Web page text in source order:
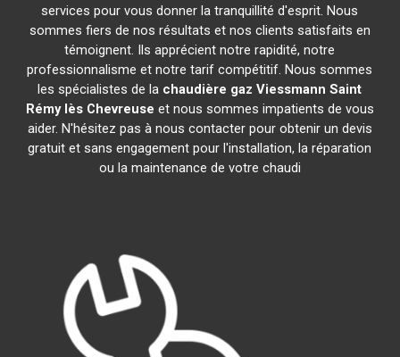
services pour vous donner la tranquillité d'esprit. Nous
sommes fiers de nos résultats et nos clients satisfaits en
témoignent. Ils apprécient notre rapidité, notre
professionnalisme et notre tarif compétitif. Nous sommes
les spécialistes de la chaudière gaz Viessmann Saint
Rémy lès Chevreuse et nous sommes impatients de vous
aider. N'hésitez pas à nous contacter pour obtenir un devis
gratuit et sans engagement pour l'installation, la réparation
ou la maintenance de votre chaudi